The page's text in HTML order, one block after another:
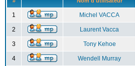
1 Michel VACCA
2 Laurent Vacca
3 Tony Kehoe
4 Wendell Murray